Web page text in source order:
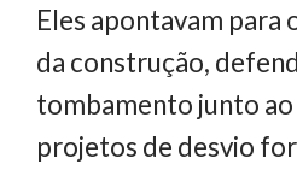
Eles apontavam para
da construção,
tombamento junto
projetos de desvio